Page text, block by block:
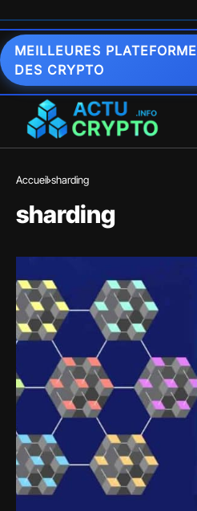
MEILLEURES
DES CRYPTO
Accueil sharding
sharding